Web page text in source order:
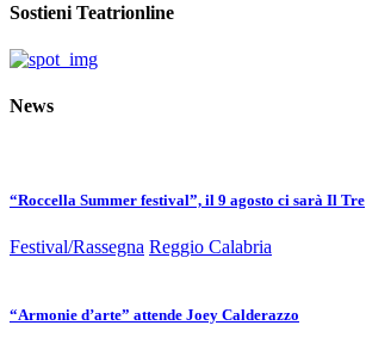
Sostieni Teatrionline
News
“Roccella Summer festival”, il 9 agosto ci sarà Il Tre
Festival/Rassegna Reggio Calabria
“Armonie d’arte” attende Joey Calderazzo